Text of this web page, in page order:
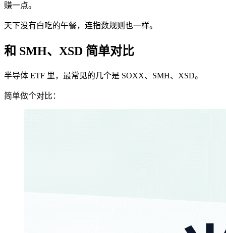
赚一点。
天下没有白吃的午餐，连指数规则也一样。
和 SMH、XSD 简单对比
半导体 ETF 里，最常见的几个是 SOXX、SMH、XSD。
简单做个对比：